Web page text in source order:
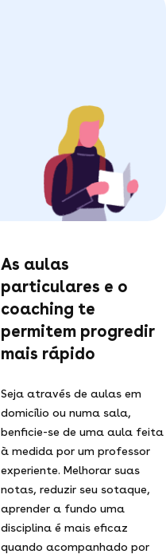
As aulas
particulares e o
coaching te
permitem progredir
mais rápido
Seja através de aulas em
domicílio ou numa sala,
benficie-se de uma aula feita
à medida por um professor
experiente. Melhorar suas
notas, reduzir seu sotaque,
aprender a fundo uma
disciplina é mais eficaz
quando acompanhado por